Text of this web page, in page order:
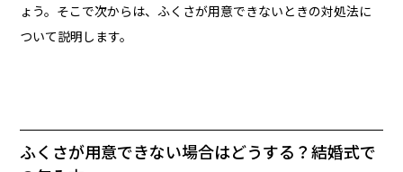
ょう。そこで次からは、ふくさが用意できないときの対処法に
ついて説明します。
ふくさが用意できない場合はどうする？結婚式で